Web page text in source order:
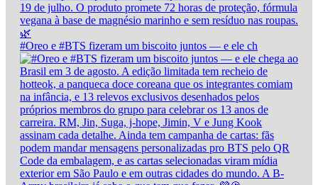
#Oreo e #BTS fizeram um biscoito juntos — e ele ch